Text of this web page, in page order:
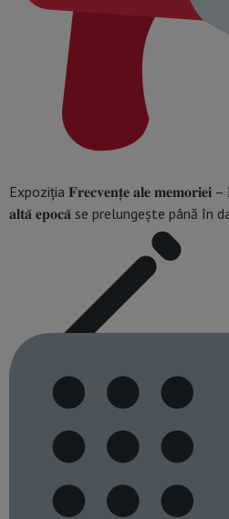
Expoziția 𝐅𝐫𝐞𝐜𝐯𝐞𝐧𝐭̦𝐞 𝐚𝐥𝐞 𝐦𝐞𝐦𝐨𝐫𝐢𝐞𝐢 –
𝐚𝐥𝐭𝐚̆ 𝐞𝐩𝐨𝐜𝐚̆ se prelungește până în